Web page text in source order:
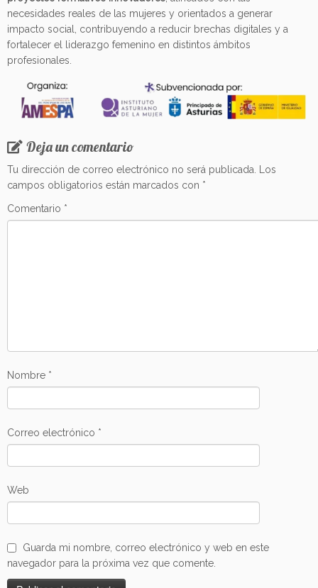
necesidades reales de las mujeres y orientados a generar
impacto social, contribuyendo a reducir brechas digitales y a
fortalecer el liderazgo femenino en distintos ámbitos
profesionales.
Deja un comentario
Tu dirección de correo electrónico no será publicada.
Los
campos obligatorios están marcados con *
Comentario *
Nombre *
Correo electrónico *
Web
Guarda mi nombre, correo electrónico y web en este
navegador para la próxima vez que comente.